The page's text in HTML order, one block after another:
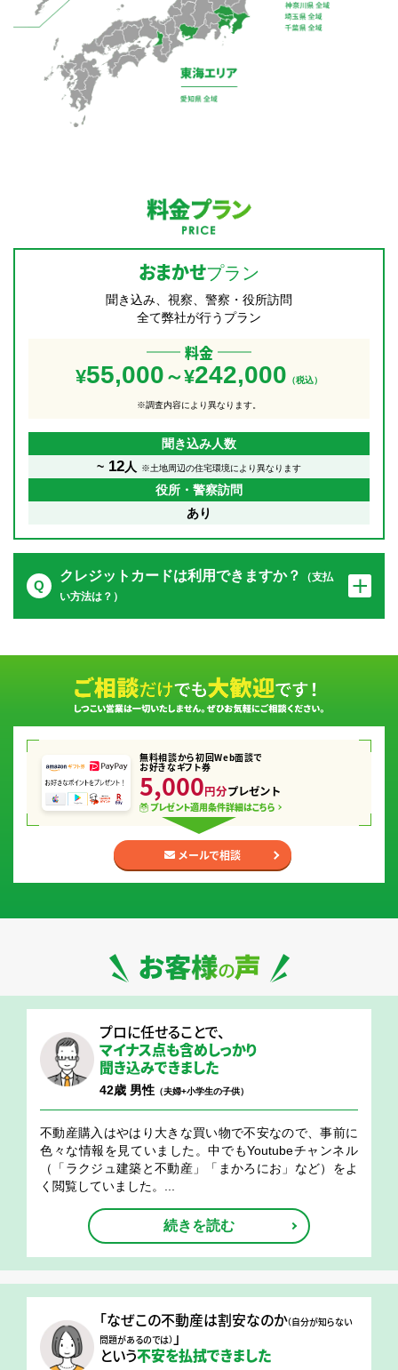
料金プラン
おまかせプラン
聞き込み、視察、警察・役所訪問
全て弊社が行うプラン
料金
¥55,000 ～¥242,000 （税込）
※調査内容により異なります。
聞き込み人数
~ 12人 ※土地周辺の住宅環境により異なります
役所・警察訪問
あり
クレジットカードは利用できますか？
（支払
い方法は？）
無料相談から初回Web面談で
お好きなギフト券
5,000円分プレゼント
プレゼント適用条件詳細はこちら
メールで相談
お客様の声
プロに任せることで、
マイナス点も含めしっかり
聞き込みできました
42歳 男性 （夫婦+小学生の子供）
不動産購入はやはり大きな買い物で不安なので、事前に
色々な情報を見ていました。中でもYoutubeチャンネル
（「ラクジュ建築と不動産」「まかろにお」など）をよ
く閲覧していました。...
続きを読む
「なぜこの不動産は割安なのか（自分が知らない
問題があるのでは） 」
という不安を払拭できました